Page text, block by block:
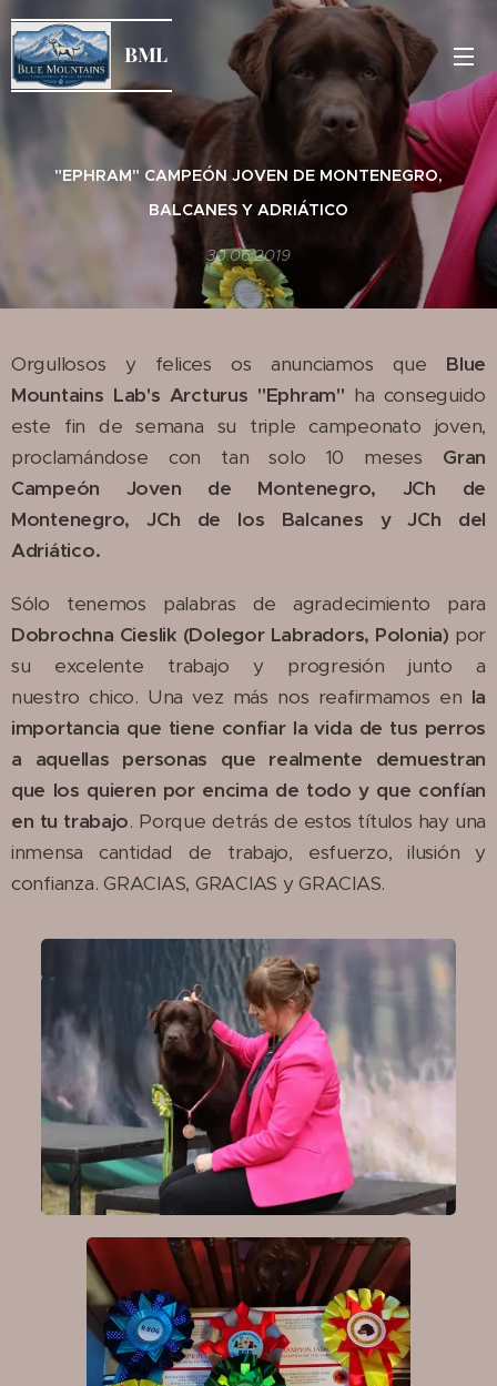
BML
"EPHRAM" CAMPEÓN JOVEN DE MONTENEGRO,
BALCANES Y ADRIÁTICO
30.06.2019
Orgullosos y felices os anunciamos que Blue
Mountains Lab's Arcturus "Ephram" ha conseguido
este fin de semana su triple campeonato joven,
proclamándose con tan solo 10 meses Gran
Campeón Joven de Montenegro, JCh de
Montenegro, JCh de los Balcanes y JCh del
Adriático.
Sólo tenemos palabras de agradecimiento para
Dobrochna Cieslik (Dolegor Labradors, Polonia) por
su excelente trabajo y progresión junto a
nuestro chico. Una vez más nos reafirmamos en la
importancia que tiene confiar la vida de tus perros
a aquellas personas que realmente demuestran
que los quieren por encima de todo y que confían
en tu trabajo. Porque detrás de estos títulos hay una
inmensa cantidad de trabajo, esfuerzo, ilusión y
confianza. GRACIAS, GRACIAS y GRACIAS.